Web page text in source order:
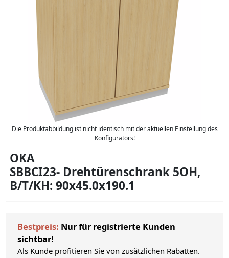
Die Produktabbildung ist nicht identisch mit der aktuellen Einstellung des
Konfigurators!
OKA
SBBCI23- Drehtürenschrank 5OH,
B/T/KH: 90x45.0x190.1
Bestpreis: Nur für registrierte Kunden
sichtbar!
Als Kunde profitieren Sie von zusätzlichen Rabatten.